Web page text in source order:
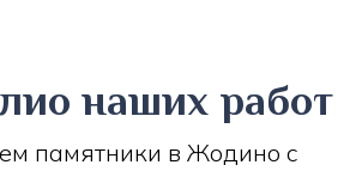
наших работ
памятники в Жодино с